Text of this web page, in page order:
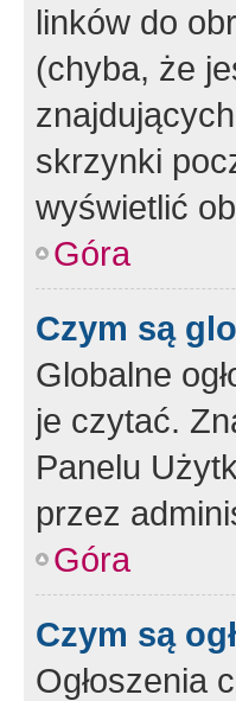
linków do
(chyba, że
skrzynki
wyświetlić
Góra
Czym są
Globalne
je czytać.
Panelu
przez
Góra
Czym są
Ogłoszenia